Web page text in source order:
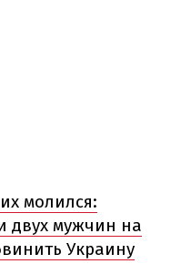
молился:
двух мужчин на
Украину